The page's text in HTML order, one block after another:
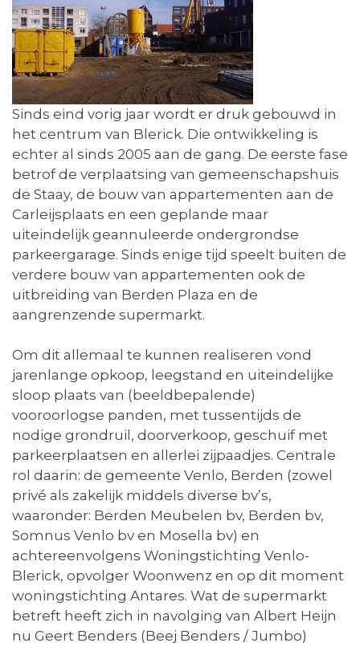
Sinds eind vorig jaar wordt er druk gebouwd in
het centrum van Blerick. Die ontwikkeling is
echter al sinds 2005 aan de gang. De eerste fase
betrof de verplaatsing van gemeenschapshuis
de Staay, de bouw van appartementen aan de
Carleijsplaats en een geplande maar
uiteindelijk geannuleerde ondergrondse
parkeergarage. Sinds enige tijd speelt buiten de
verdere bouw van appartementen ook de
uitbreiding van Berden Plaza en de
aangrenzende supermarkt.
Om dit allemaal te kunnen realiseren vond
jarenlange opkoop, leegstand en uiteindelijke
sloop plaats van (beeldbepalende)
vooroorlogse panden, met tussentijds de
nodige grondruil, doorverkoop, geschuif met
parkeerplaatsen en allerlei zijpaadjes. Centrale
rol daarin: de gemeente Venlo, Berden (zowel
privé als zakelijk middels diverse bv’s,
waaronder: Berden Meubelen bv, Berden bv,
Somnus Venlo bv en Mosella bv) en
achtereenvolgens Woningstichting Venlo-
Blerick, opvolger Woonwenz en op dit moment
woningstichting Antares. Wat de supermarkt
betreft heeft zich in navolging van Albert Heijn
nu Geert Benders (Beej Benders / Jumbo)